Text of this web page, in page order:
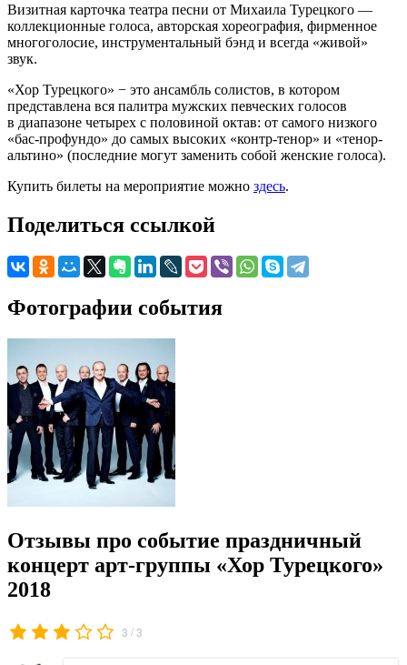
Визитная карточка театра песни от Михаила Турецкого —
коллекционные голоса, авторская хореография, фирменное
многоголосие, инструментальный бэнд и всегда «живой»
звук.
«Хор Турецкого» − это ансамбль солистов, в котором
представлена вся палитра мужских певческих голосов
в диапазоне четырех с половиной октав: от самого низкого
«бас-профундо» до самых высоких «контр-тенор» и «тенор-
альтино» (последние могут заменить собой женские голоса).
Купить билеты на мероприятие можно здесь.
Поделиться ссылкой
Фотографии события
Отзывы про событие праздничный
концерт арт-группы «Хор Турецкого»
2018
3 /3